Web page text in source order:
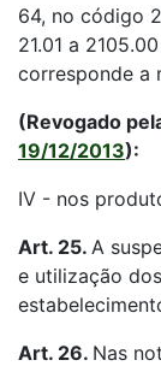
64, no código
21.01 a
corresponde a
(Revogado
19/12/2013):
IV - nos
Art. 25. A
e utilização
Art. 26. Nas